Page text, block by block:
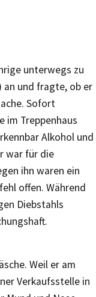
unterwegs zu
an und fragte, ob er
Sofort
im Treppenhaus
Alkohol und
war für die
ihn waren ein
offen. Während
Diebstahls
Weil er am
Verkaufsstelle in